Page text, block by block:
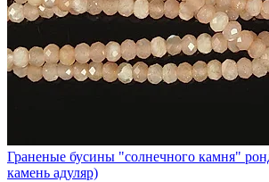
Граненые бусины "солнечного камня"
камень адуляр)